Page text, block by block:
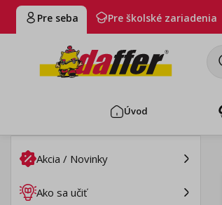
Pre seba Pre školské zariadenia
Úvod
Akcia / Novinky
Ako sa učiť